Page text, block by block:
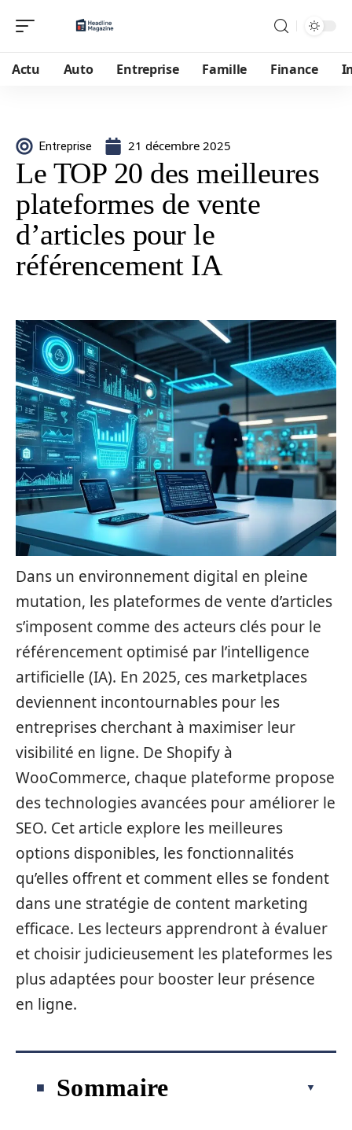
Actu Auto Entreprise Famille Finance
Entreprise 21 décembre 2025
Le TOP 20 des meilleures
plateformes de vente
d’articles pour le
référencement IA
Dans un environnement digital en pleine
mutation, les plateformes de vente d’articles
s’imposent comme des acteurs clés pour le
référencement optimisé par l’intelligence
artificielle (IA). En 2025, ces marketplaces
deviennent incontournables pour les
entreprises cherchant à maximiser leur
visibilité en ligne. De Shopify à
WooCommerce, chaque plateforme propose
des technologies avancées pour améliorer le
SEO. Cet article explore les meilleures
options disponibles, les fonctionnalités
qu’elles offrent et comment elles se fondent
dans une stratégie de content marketing
efficace. Les lecteurs apprendront à évaluer
et choisir judicieusement les plateformes les
plus adaptées pour booster leur présence
en ligne.
Sommaire